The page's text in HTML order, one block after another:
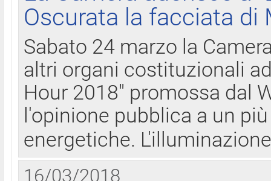
Oscurata la facciata di
Sabato 24 marzo la
altri organi costituzionali
Hour 2018" promossa dal
l'opinione pubblica a un
energetiche.
16/03/2018